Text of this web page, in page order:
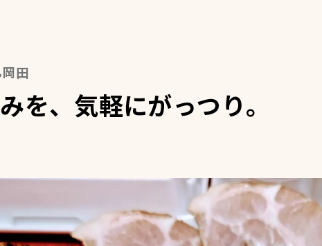
田
を、気軽にがっつり。